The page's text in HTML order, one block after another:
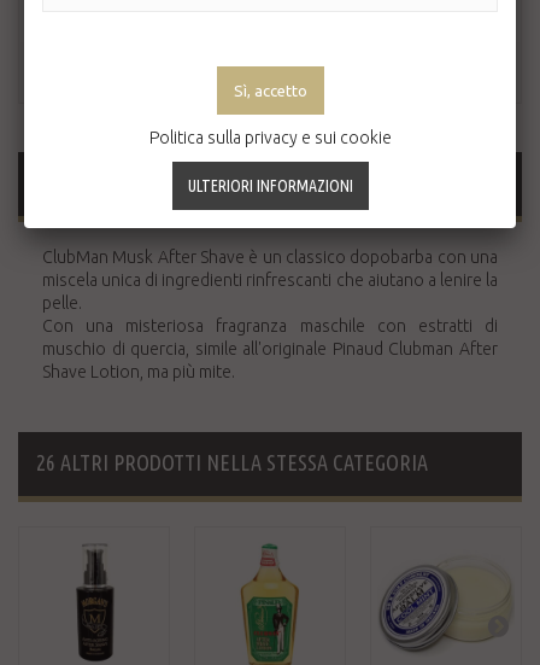
MAGGIORI INFORMAZIONI
ClubMan Musk After Shave è un classico dopobarba con una
miscela unica di ingredienti rinfrescanti che aiutano a lenire la
pelle.
Con una misteriosa fragranza maschile con estratti di
muschio di quercia, simile all'originale Pinaud Clubman After
Shave Lotion, ma più mite.
26 ALTRI PRODOTTI NELLA STESSA CATEGORIA
Politica sulla privacy e sui cookie